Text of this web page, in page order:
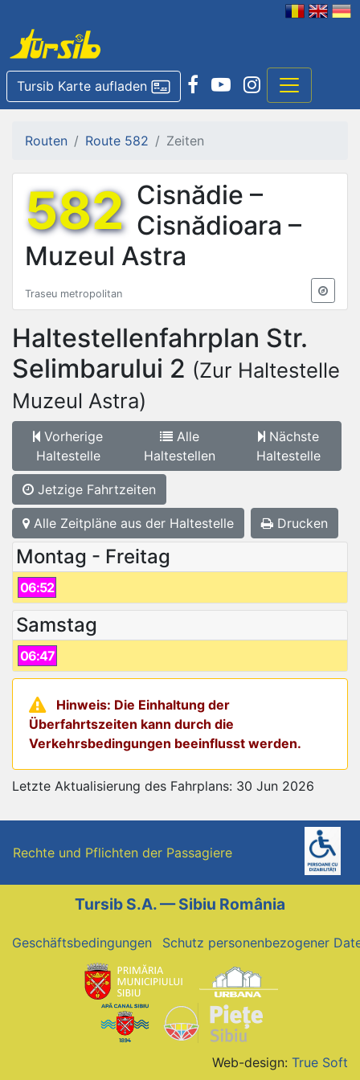
Tursib Karte aufladen
Routen Route 582 Zeiten
582 Cisnădie –
Cisnădioara –
Muzeul Astra
Traseu metropolitan
Haltestellenfahrplan Str.
Selimbarului 2 (Zur Haltestelle
Muzeul Astra)
Vorherige
Haltestelle
Alle
Haltestellen
Nächste
Haltestelle
Jetzige Fahrtzeiten
Alle Zeitpläne aus der Haltestelle Drucken
Montag - Freitag
06:52
Samstag
06:47
Hinweis: Die Einhaltung der
Überfahrtszeiten kann durch die
Verkehrsbedingungen beeinflusst werden.
Letzte Aktualisierung des Fahrplans: 30 Jun 2026
Rechte und Pflichten der Passagiere
Tursib S.A. — Sibiu România
Geschäftsbedingungen Schutz personenbezogener
Web-design: True Soft